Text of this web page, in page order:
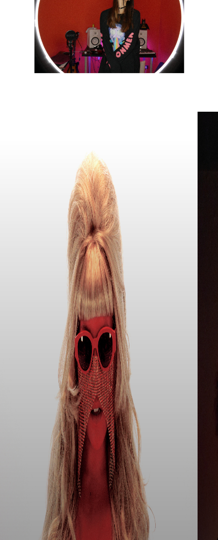
nessuna prima, si trova tante opportunità davanti senza
però riuscire quasi mai ad afferrarle.
Ecco quindi qui sotto il brano, Blank e il suo nuovo video in
esclusiva per The Eyes Fashion. L’artista è presente su
Instagram e su tutte le piattaforme streaming. Parola
d’ordine: salvare il brano.
MORE ARTICLES